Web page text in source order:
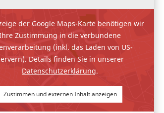
der Google Maps-Karte benötigen wir
Zustimmung in die verbundene
(inkl. das Laden von US-
Details finden Sie in unserer
Datenschutzerklärung.
Zustimmen und externen Inhalt anzeigen